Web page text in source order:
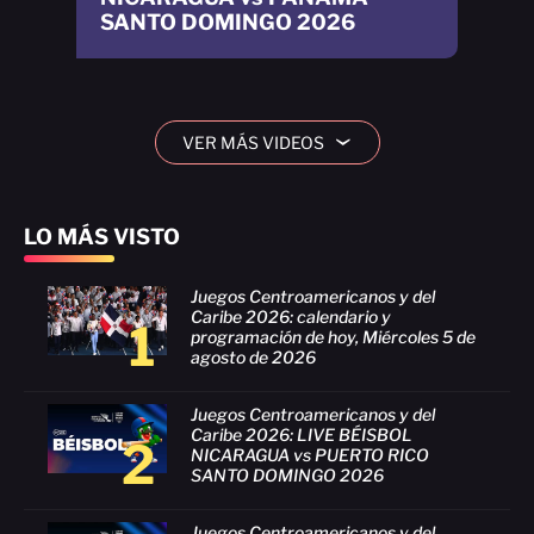
LO MÁS VISTO
1
Juegos Centroamericanos y del
Caribe 2026: calendario y
programación de hoy, Miércoles 5 de
agosto de 2026
2
Juegos Centroamericanos y del
Caribe 2026: LIVE BÉISBOL
NICARAGUA vs PUERTO RICO
SANTO DOMINGO 2026
SANTO DOMINGO 2026
VER MÁS VIDEOS ›